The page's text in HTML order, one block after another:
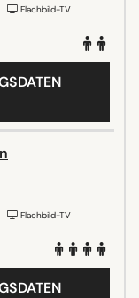
Flachbild-TV
Flachbild-TV